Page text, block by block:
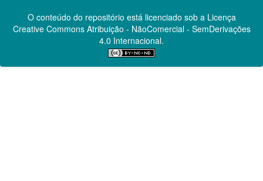
O conteúdo do repositório está licenciado sob a Licença
Creative CommonsAtribuição - NãoComercial - SemDerivações
4.0 Internacional.